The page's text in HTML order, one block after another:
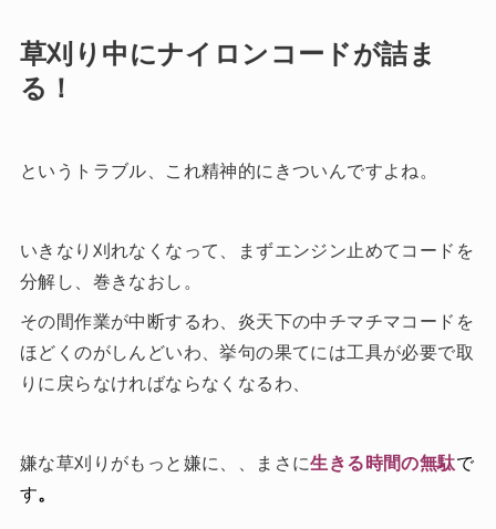
草刈り中にナイロンコードが詰ま
る！
というトラブル、これ精神的にきついんですよね。
いきなり刈れなくなって、まずエンジン止めてコードを
分解し、巻きなおし。
その間作業が中断するわ、炎天下の中チマチマコードを
ほどくのがしんどいわ、挙句の果てには工具が必要で取
りに戻らなければならなくなるわ、
嫌な草刈りがもっと嫌に、、まさに生きる時間の無駄で
す。